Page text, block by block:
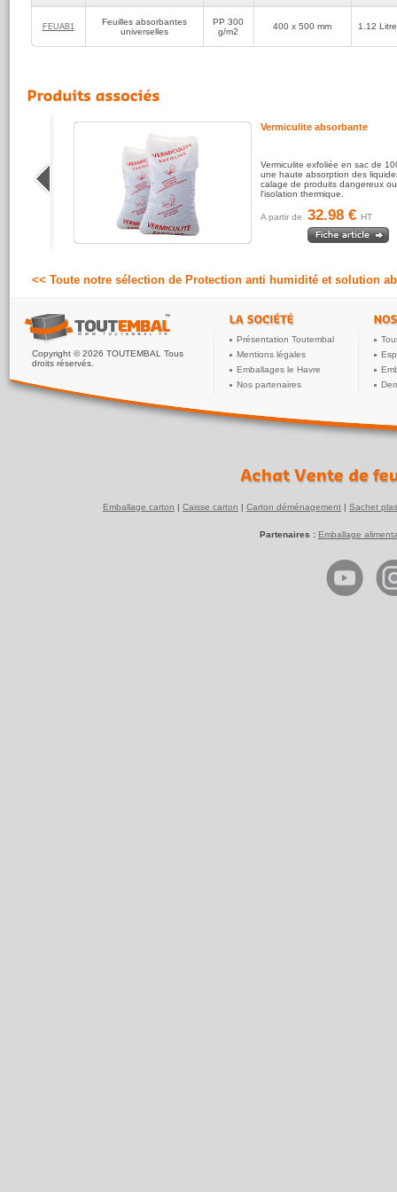
FEUAB1
Feuilles absorbantes
universelles
PP 300
g/m2
400 x 500 mm 1.12
Vermiculite absorbante
Vermiculite exfoliée en sac de
une haute absorption des
calage de produits dangereux ou
l'isolation thermique.
A partir de 32.98 € HT
<< Toute notre sélection de Protection anti humidité et solution
Copyright © 2026 TOUTEMBAL Tous
droits réservés.
Présentation Toutembal
Mentions légales
Emballages le Havre
Nos partenaires
Emballage carton | Caisse carton | Carton déménagement | Sachet
Partenaires : Emballage